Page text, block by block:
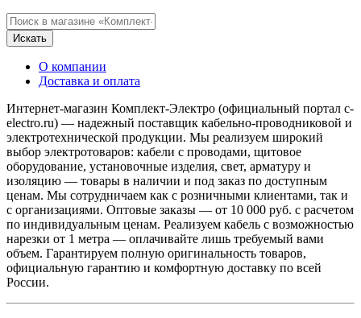
Искать
О компании
Доставка и оплата
Интернет-магазин Комплект-Электро (официальный портал c-
electro.ru) — надежный поставщик кабельно-проводниковой и
электротехнической продукции. Мы реализуем широкий
выбор электротоваров: кабели с проводами, щитовое
оборудование, установочные изделия, свет, арматуру и
изоляцию — товары в наличии и под заказ по доступным
ценам. Мы сотрудничаем как с розничными клиентами, так и
с организациями. Оптовые заказы — от 10 000 руб. с расчетом
по индивидуальным ценам. Реализуем кабель с возможностью
нарезки от 1 метра — оплачивайте лишь требуемый вами
объем. Гарантируем полную оригинальность товаров,
официальную гарантию и комфортную доставку по всей
России.